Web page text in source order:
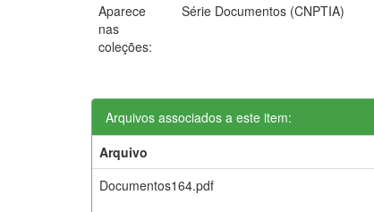
Aparece
nas
coleções:
Série Documentos (CNPTIA)
Arquivos associados a este item:
Arquivo
Documentos164.pdf